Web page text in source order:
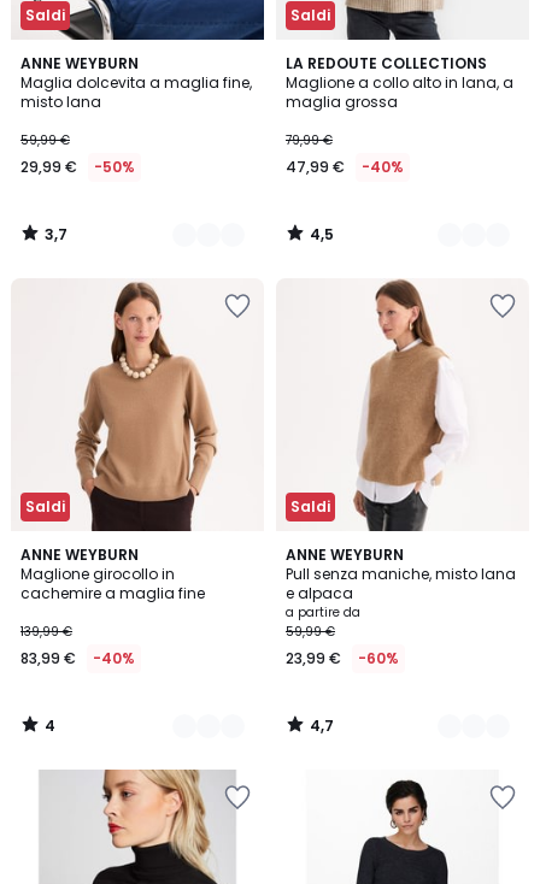
Saldi
ANNE WEYBURN
Maglia dolcevita a maglia fine,
misto lana
59,99 €
29,99 € -50%
3,7
/ 5
2
Colori
3,7
/
Saldi
LA REDOUTE COLLECTIONS
Maglione a collo alto in lana, a
maglia grossa
79,99 €
47,99 € -40%
4,5
/ 5
2
Colori
4,5
/
Saldi
ANNE WEYBURN
Maglione girocollo in
cachemire a maglia fine
139,99 €
83,99 € -40%
4
/
5
3
Colori
4
/
Saldi
ANNE WEYBURN
Pull senza maniche, misto lana
e alpaca
a partire da
59,99 €
23,99 € -60%
4,7
/ 5
2
Colori
4,7
/